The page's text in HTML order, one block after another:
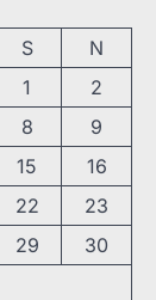
S
N
1
2
8
9
15
16
22
23
29
30